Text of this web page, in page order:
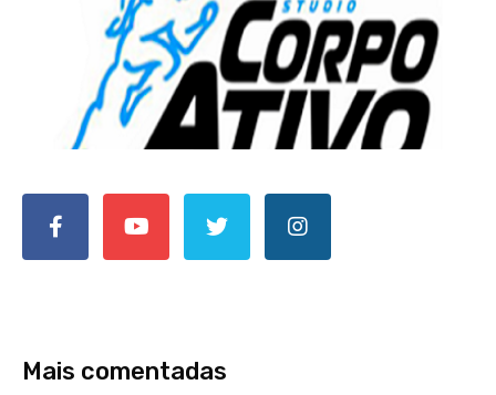
Mais comentadas